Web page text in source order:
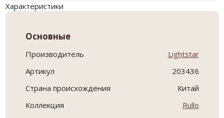
Характеристики
Основные
Производитель
Lightstar
Артикул
203436
Страна происхождения
Китай
Коллекция
Rullo